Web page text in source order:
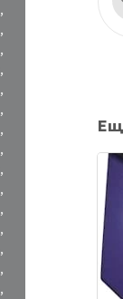
,
,
,
,
,
,
,
,
,
,
,
,
,
,
,